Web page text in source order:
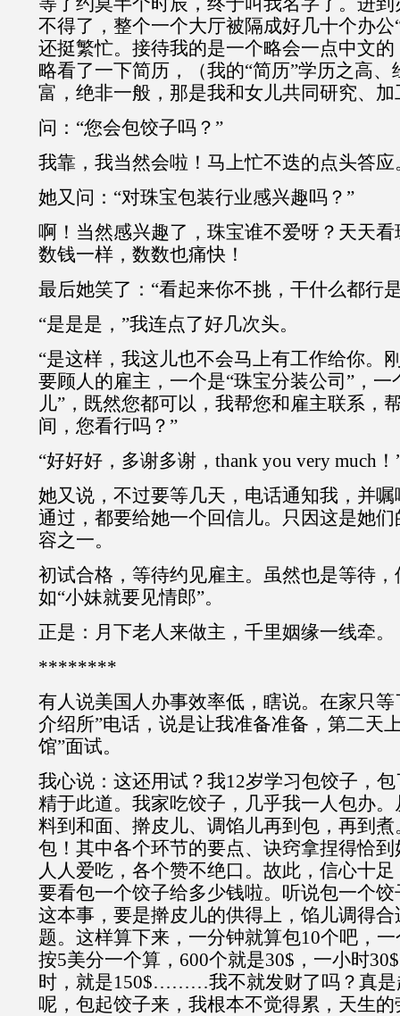
不得了，整个一个大厅被隔成好几十个办公
还挺繁忙。接待我的是一个略会一点中文
略看了一下简历，（我的“简历”学历之高
富，绝非一般，那是我和女儿共同研究、
问：“您会包饺子吗？”
我靠，我当然会啦！马上忙不迭的点头答应
她又问：“对珠宝包装行业感兴趣吗？”
啊！当然感兴趣了，珠宝谁不爱呀？天天
数钱一样，数数也痛快！
最后她笑了：“看起来你不挑，干什么都行
“是是是，”我连点了好几次头。
“是这样，我这儿也不会马上有工作给你。
要顾人的雇主，一个是“珠宝分装公司”，一
儿”，既然您都可以，我帮您和雇主联系，
间，您看行吗？”
“好好好，多谢多谢，thank you very much！
她又说，不过要等几天，电话通知我，并
通过，都要给她一个回信儿。只因这是她
容之一。
初试合格，等待约见雇主。虽然也是等待
如“小妹就要见情郎”。
正是：月下老人来做主，千里姻缘一线牵。
********
有人说美国人办事效率低，瞎说。在家只
介绍所”电话，说是让我准备准备，第二天
馆”面试。
我心说：这还用试？我12岁学习包饺子，
精于此道。我家吃饺子，几乎我一人包办
料到和面、擀皮儿、调馅儿再到包，再到
包！其中各个环节的要点、诀窍拿捏得恰
人人爱吃，各个赞不绝口。故此，信心十
要看包一个饺子给多少钱啦。听说包一个
这本事，要是擀皮儿的供得上，馅儿调得
题。这样算下来，一分钟就算包10个吧，
按5美分一个算，600个就是30$，一小时
时，就是150$………我不就发财了吗？真是
呢，包起饺子来，我根本不觉得累，天生的